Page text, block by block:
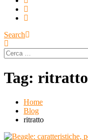
Search
Ricerca
per:
Tag: ritratto
Home
Blog
ritratto